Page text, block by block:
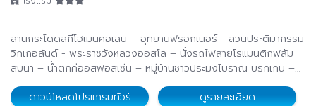
ลานกระโดดสกีโฮเมนคอเลน – อุทยานฟรอกเนอร์ - สวนประติมากรรม
วิกเกอลันด์ - พระราชวังหลวงออสโล – นั่งรถไฟสายโรแมนติกฟลัม
สบนา – น้ำตกคีออสฟอสเซ่น – หมู่บ้านชาวประมงโบราณ บริกเกน –
นั่งรถรางขึ้นยอดเขาฟลอเยน - ล่องเรือสำราญ ฟยอร์ด ไลน์ (ห้องพัก
Sea View)
ดาวน์โหลดโปรแกรมทัวร์ ดูรายละเอียด